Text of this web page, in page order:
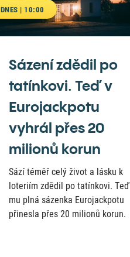
DNES | 10:00
Sázení zdědil po
tatínkovi. Teď v
Eurojackpotu
vyhrál přes 20
milionů korun
Sází téměř celý život a lásku k
loteriím zdědil po tatínkovi. Teď
mu plná sázenka Eurojackpotu
přinesla přes 20 milionů korun.